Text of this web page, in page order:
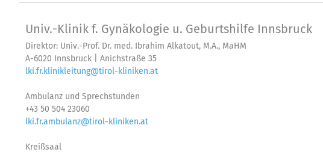
Univ.-Klinik f. Gynäkologie u. Geburtshilfe Innsbruck
Direktor: Univ.-Prof. Dr. med. Ibrahim Alkatout, M.A., MaHM
A-6020 Innsbruck | Anichstraße 35
lki.fr.klinikleitung@tirol-kliniken.at
Ambulanz und Sprechstunden
+43 50 504 23060
lki.fr.ambulanz@tirol-kliniken.at
Kreißsaal